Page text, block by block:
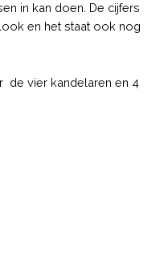
in kan doen. De cijfers
en het staat ook nog
de vier kandelaren en 4